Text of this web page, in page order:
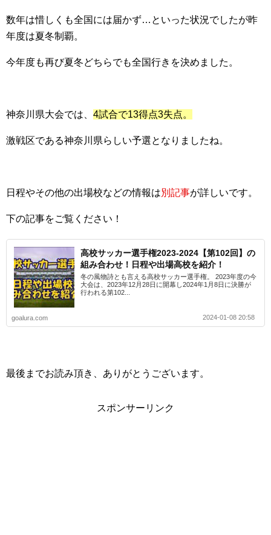
数年は惜しくも全国には届かず…といった状況でしたが昨
年度は夏冬制覇。
今年度も再び夏冬どちらでも全国行きを決めました。
神奈川県大会では、 4試合で13得点3失点。
激戦区である神奈川県らしい予選となりましたね。
日程やその他の出場校などの情報は別記事が詳しいです。
下の記事をご覧ください！
高校サッカー選手権2023-2024【第102回】の
組み合わせ！日程や出場高校を紹介！
冬の風物詩とも言える高校サッカー選手権。 2023年度の今
大会は、2023年12月28日に開幕し2024年1月8日に決勝が
行われる第102...
goalura.com 2024-01-08 20:58
最後までお読み頂き、ありがとうございます。
スポンサーリンク